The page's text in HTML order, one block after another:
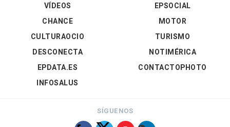
VÍDEOS
EPSOCIAL
CHANCE
CULTURAOCIO
DESCONECTA
EPDATA.ES
INFOSALUS
MOTOR
TURISMO
NOTIMÉRICA
CONTACTOPHOTO
SÍGUENOS